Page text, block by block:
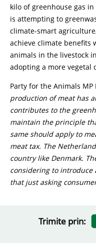
kilo of greenhouse gas
is attempting to
climate-smart
achieve climate benefits
animals in the livestock
adopting a more vegetal
Party for the Animals MP
production of meat has
contributes to the
maintain the principle
same should apply to
meat tax. The
country like Denmark.
considering to introduce
that just asking
Trimite prin: